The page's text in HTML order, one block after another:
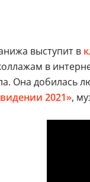
выступит в
в
Она добилась
2021»,